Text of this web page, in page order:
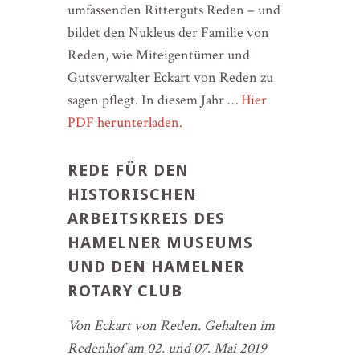
umfassenden Ritterguts Reden – und
bildet den Nukleus der Familie von
Reden, wie Miteigentümer und
Gutsverwalter Eckart von Reden zu
sagen pflegt. In diesem Jahr …Hier
PDF herunterladen.
REDE FÜR DEN
HISTORISCHEN
ARBEITSKREIS DES
HAMELNER MUSEUMS
UND DEN HAMELNER
ROTARY CLUB
Von Eckart von Reden. Gehalten im
Redenhof am 02. und 07. Mai 2019